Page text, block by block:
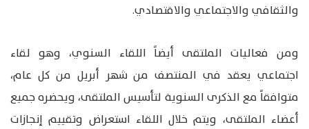
والثقافي والاجتماعي والاقتصادي.
ومن فعاليات الملتقى أيضاً اللقاء السنوي، وهو لقاء
اجتماعي يعقد في المنتصف من شهر أبريل من كل عام،
متوافقاً مع الذكرى السنوية لتأسيس الملتقى، ويحضره جميع
أعضاء الملتقى، ويتم خلال اللقاء استعراض وتقييم إنجازات